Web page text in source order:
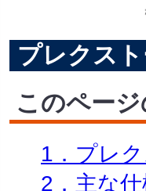
プレクス
このペー
1．プレ
2．主な